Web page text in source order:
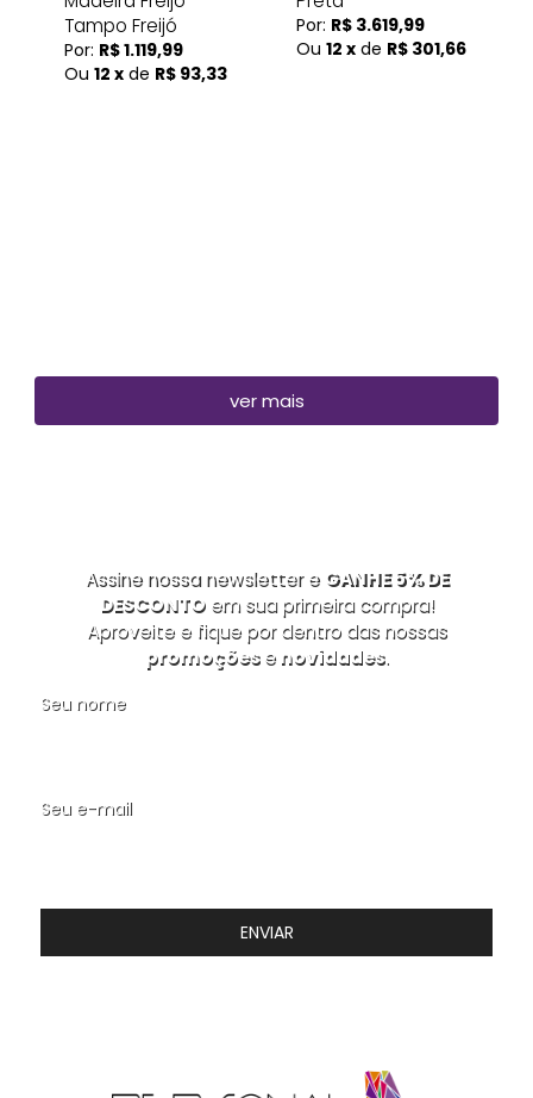
Tampo Freijó
Por: R$ 1.119,99
Ou 12 x de R$ 93,33
Por: R$ 3.619,99
Ou 12 x de R$ 301,66
ver mais
Assine nossa newsletter e GANHE 5% DE
DESCONTOem sua primeira compra!
Aproveite e fique por dentro das nossas
promoçõesenovidades.
Seu nome
Seu e-mail
ENVIAR